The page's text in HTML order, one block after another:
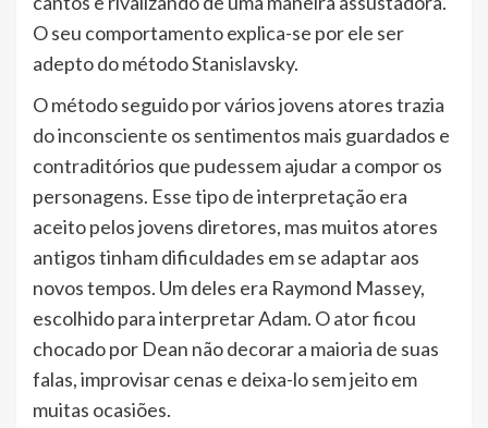
O seu comportamento explica-se por ele ser
adepto do método Stanislavsky.
O método seguido por vários jovens atores trazia
do inconsciente os sentimentos mais guardados e
contraditórios que pudessem ajudar a compor os
personagens. Esse tipo de interpretação era
aceito pelos jovens diretores, mas muitos atores
antigos tinham dificuldades em se adaptar aos
novos tempos. Um deles era Raymond Massey,
escolhido para interpretar Adam. O ator ficou
chocado por Dean não decorar a maioria de suas
falas, improvisar cenas e deixa-lo sem jeito em
muitas ocasiões.